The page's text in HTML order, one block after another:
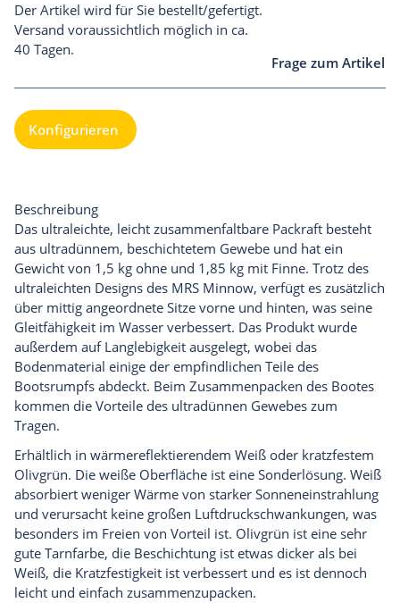
Der Artikel wird für Sie bestellt/gefertigt.
Versand voraussichtlich möglich in ca.
40 Tagen.
Frage zum Artikel
Konfigurieren
Beschreibung
Das ultraleichte, leicht zusammenfaltbare Packraft besteht
aus ultradünnem, beschichtetem Gewebe und hat ein
Gewicht von 1,5 kg ohne und 1,85 kg mit Finne. Trotz des
ultraleichten Designs des MRS Minnow, verfügt es zusätzlich
über mittig angeordnete Sitze vorne und hinten, was seine
Gleitfähigkeit im Wasser verbessert. Das Produkt wurde
außerdem auf Langlebigkeit ausgelegt, wobei das
Bodenmaterial einige der empfindlichen Teile des
Bootsrumpfs abdeckt. Beim Zusammenpacken des Bootes
kommen die Vorteile des ultradünnen Gewebes zum
Tragen.
Erhältlich in wärmereflektierendem Weiß oder kratzfestem
Olivgrün. Die weiße Oberfläche ist eine Sonderlösung. Weiß
absorbiert weniger Wärme von starker Sonneneinstrahlung
und verursacht keine großen Luftdruckschwankungen, was
besonders im Freien von Vorteil ist. Olivgrün ist eine sehr
gute Tarnfarbe, die Beschichtung ist etwas dicker als bei
Weiß, die Kratzfestigkeit ist verbessert und es ist dennoch
leicht und einfach zusammenzupacken.